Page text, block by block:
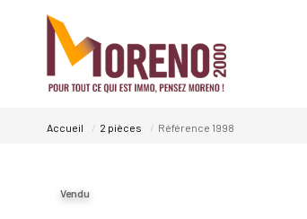
Accueil 2 pièces Référence 1998
Vendu